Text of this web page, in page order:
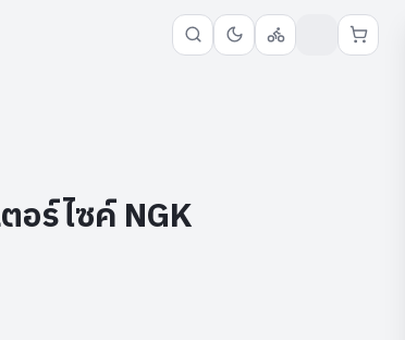
อร์ไซค์ NGK